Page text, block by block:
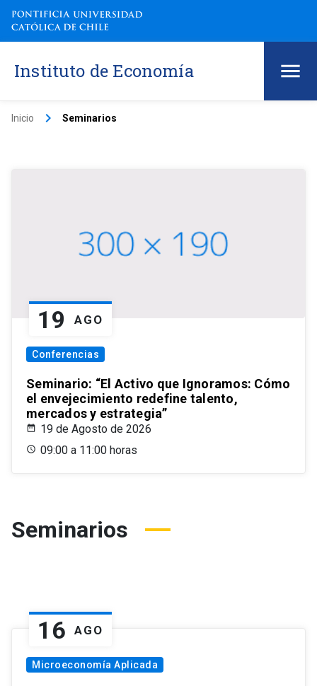
Instituto de Economía
Inicio keyboard_arrow_right Seminarios
19 AGO
Conferencias
Seminario: “El Activo que Ignoramos: Cómo
el envejecimiento redefine talento,
mercados y estrategia”
19 de Agosto de 2026
09:00 a 11:00 horas
Seminarios
16 AGO
Microeconomía Aplicada